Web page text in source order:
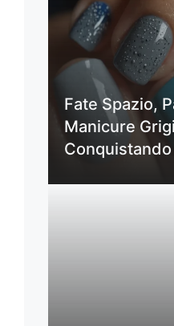
Fate Spazio,
Manicure